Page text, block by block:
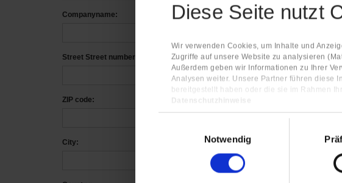
Diese Seite nutzt
Wir verwenden Cookies, um Inhalte und
Zugriffe auf unsere Website zu analysieren
Außerdem geben wir Informationen zu Ihrer
Analysen weiter. Unsere Partner führen diese
bereitgestellt haben oder die sie im Rahmen
Datenschutzhinweise
Impressum
Notwendig
Companyname:
Street Street number:
ZIP code:
City: